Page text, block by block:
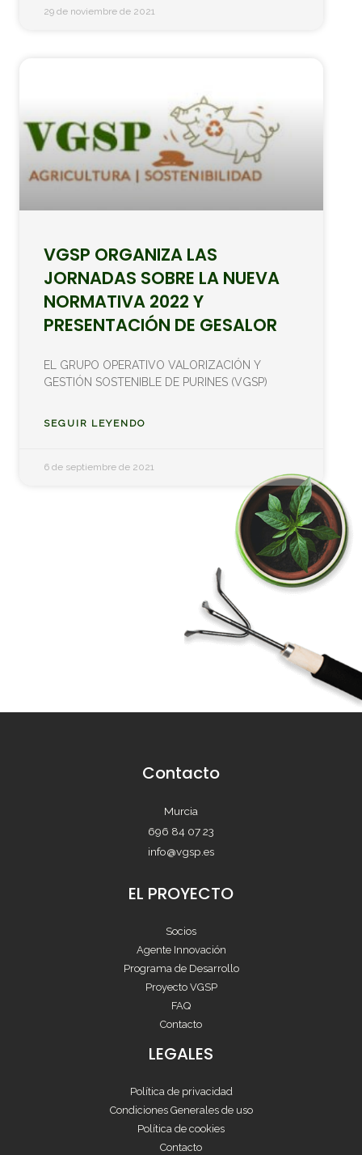
29 de noviembre de 2021
VGSP ORGANIZA LAS
JORNADAS SOBRE LA NUEVA
NORMATIVA 2022 Y
PRESENTACIÓN DE GESALOR
EL GRUPO OPERATIVO VALORIZACIÓN Y
GESTIÓN SOSTENIBLE DE PURINES (VGSP)
SEGUIR LEYENDO
6 de septiembre de 2021
Contacto
Murcia
696 84 07 23
info@vgsp.es
EL PROYECTO
Socios
Agente Innovación
Programa de Desarrollo
Proyecto VGSP
FAQ
Contacto
LEGALES
Política de privacidad
Condiciones Generales de uso
Política de cookies
Contacto